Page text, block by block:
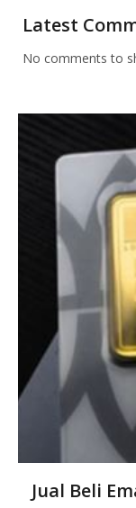
Latest
No comments to
Jual Beli